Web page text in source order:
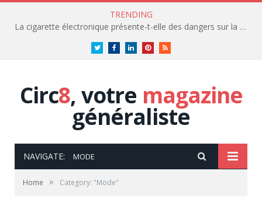
TRENDING
La cigarette électronique présente-t-elle des dangers sur la santé?
TwitterFacebookLinkedInPinterestRSS
Circ8, votre magazine
généraliste
NAVIGATE: MODE
Home » Category: "Mode"